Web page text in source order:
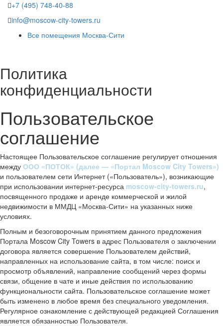
+7 (495) 748-40-88
info@moscow-city-towers.ru
Все помещения Москва-Сити
Политика
конфиденциальности
Пользовательское
соглашение
Настоящее Пользовательское соглашение регулирует отношения
между ООО «ПОТОК» (далее — «Портал Moscow City Towers»)
и пользователем сети Интернет («Пользователь»), возникающие
при использовании интернет-ресурса moscow-city-towers.ru,
посвященного продаже и аренде коммерческой и жилой
недвижимости в ММДЦ «Москва-Сити» на указанных ниже
условиях.
Полным и безоговорочным принятием данного предложения
Портала Moscow City Towers в адрес Пользователя о заключении
договора является совершение Пользователем действий,
направленных на использование сайта, в том числе: поиск и
просмотр объявлений, направление сообщений через формы
связи, общение в чате и иные действия по использованию
функциональности сайта. Пользовательское соглашение может
быть изменено в любое время без специального уведомления.
Регулярное ознакомление с действующей редакцией Соглашения
является обязанностью Пользователя.